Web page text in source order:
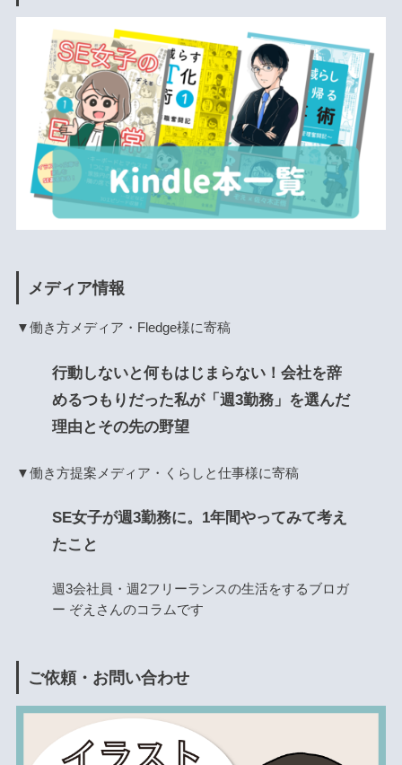
メディア情報
▼働き方メディア・Fledge様に寄稿
行動しないと何もはじまらない！会社を辞
めるつもりだった私が「週3勤務」を選んだ
理由とその先の野望
▼働き方提案メディア・くらしと仕事様に寄稿
SE女子が週3勤務に。1年間やってみて考え
たこと
週3会社員・週2フリーランスの生活をするブロガ
ー ぞえさんのコラムです
ご依頼・お問い合わせ